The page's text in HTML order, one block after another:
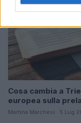
Cosa cambia a
europea sulla
Martina Marchesi · 5 Lug